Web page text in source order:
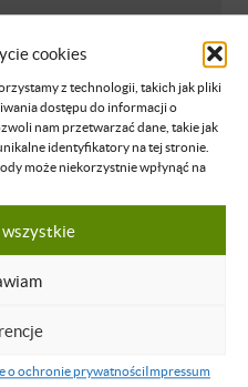
cookies
z technologii, takich jak pliki
dostępu do informacji o
nam przetwarzać dane, takie jak
identyfikatory na tej stronie.
może niekorzystnie wpłynąć na
o ochronie prywatnościImpressum
serial Netflixa –
czekał na
15 CZE 2025